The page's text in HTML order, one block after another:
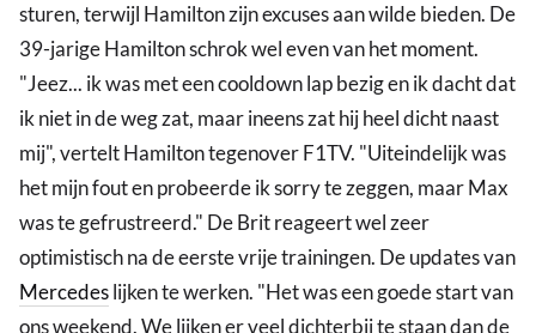
sturen, terwijl Hamilton zijn excuses aan wilde bieden. De
39-jarige Hamilton schrok wel even van het moment.
"Jeez... ik was met een cooldown lap bezig en ik dacht dat
ik niet in de weg zat, maar ineens zat hij heel dicht naast
mij", vertelt Hamilton tegenover F1TV. "Uiteindelijk was
het mijn fout en probeerde ik sorry te zeggen, maar Max
was te gefrustreerd." De Brit reageert wel zeer
optimistisch na de eerste vrije trainingen. De updates van
Mercedeslijken te werken. "Het was een goede start van
ons weekend. We lijken er veel dichterbij te staan dan de